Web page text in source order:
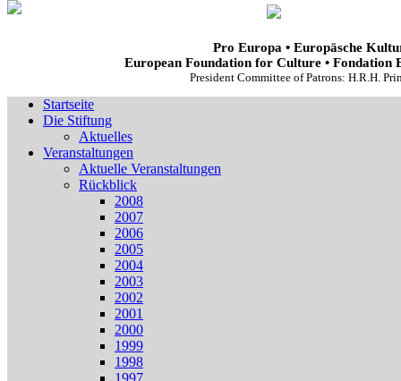
Pro Europa • Europäsche
European Foundation for Culture • Fondation
President Committee of Patrons: H.R.H.
Startseite
Die Stiftung
Aktuelles
Veranstaltungen
Aktuelle Veranstaltungen
Rückblick
2008
2007
2006
2005
2004
2003
2002
2001
2000
1999
1998
1997